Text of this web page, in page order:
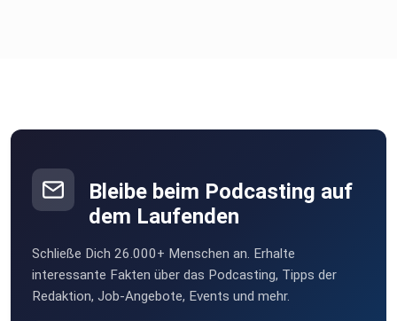
Bleibe beim Podcasting auf
dem Laufenden
Schließe Dich 26.000+ Menschen an. Erhalte
interessante Fakten über das Podcasting, Tipps der
Redaktion, Job-Angebote, Events und mehr.